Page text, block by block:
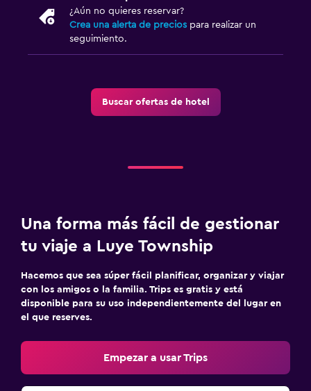
¿Aún no quieres reservar?
Crea una alerta de precios para realizar un
seguimiento.
Buscar ofertas de hotel
Una forma más fácil de gestionar
tu viaje a Luye Township
Hacemos que sea súper fácil planificar, organizar y viajar
con los amigos o la familia. Trips es gratis y está
disponible para su uso independientemente del lugar en
el que reserves.
Empezar a usar Trips